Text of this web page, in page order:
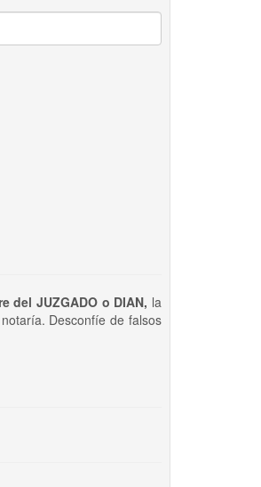
del JUZGADO o DIAN, la
Desconfíe de falsos